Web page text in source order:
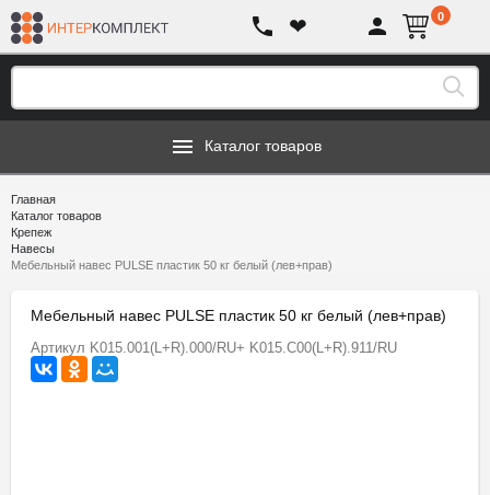
❤ 0
Каталог товаров
Главная
Каталог товаров
Крепеж
Навесы
Мебельный навес PULSE пластик 50 кг белый (лев+прав)
Мебельный навес PULSE пластик 50 кг белый (лев+прав)
Артикул K015.001(L+R).000/RU+ K015.C00(L+R).911/RU